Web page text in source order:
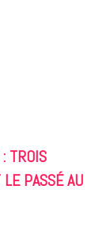
TROIS
PASSÉ AU